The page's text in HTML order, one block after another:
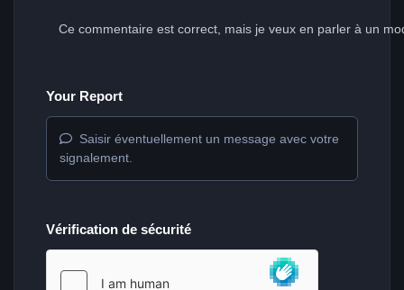
Your Report
Saisir éventuellement un message avec votre
signalement.
Vérification de sécurité